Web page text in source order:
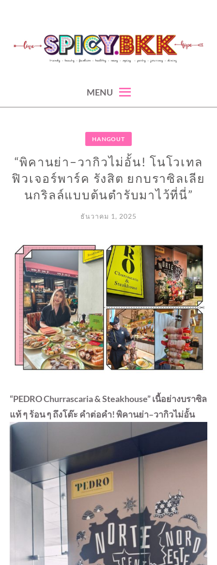
content
MENU
HANGOUT
“พิคานย่า–วากิวไม่อั้น! โนโวเทล
ฟิวเจอร์พาร์ค รังสิต ยกบราซิลเลีย
นกริลล์แบบต้นตำรับมาไว้ที่นี่”
ธันวาคม 1, 2025
“PEDRO Churrascaria & Steakhouse” เนื้อย่างบราซิล
แท้ ๆ ร้อน ๆ ถึงโต๊ะ คำต่อคำ! พิคานย่า–วากิวไม่อั้น